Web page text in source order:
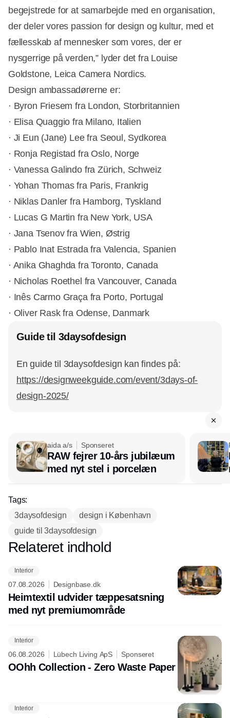
begejstrede for at samarbejde med en organisation,
der deler vores passion for design og kultur, med et
fællesskab af mennesker som vores, der er
nysgerrige på verden,” lyder det fra Louise
Goldstone, Leica Camera Nordics.
Design ambassadørerne er:
· Byron Friesem fra London, Storbritannien
· Elisa Quaggio fra Milano, Italien
· Ji Eun (Jane) Lee fra Seoul, Sydkorea
· Ronja Registad fra Oslo, Norge
· Vanessa Galindo fra Zürich, Schweiz
· Yohan Thomas fra Paris, Frankrig
· Niklas Danler fra Hamborg, Tyskland
· Lucas G Martin fra New York, USA
· Jana Tsenov fra Wien, Østrig
· Pablo Inat Estrada fra Valencia, Spanien
· Anika Ghaghda fra Toronto, Canada
· Nicholas Roethel fra Vancouver, Canada
· Inês Carmo Graça fra Porto, Portugal
· Oliver Rask fra Odense, Danmark
Guide til 3daysofdesign
En guide til 3daysofdesign kan findes på:
https://designweekguide.com/event/3days-of-
design-2025/
aida a/s Sponseret
RAW fejrer 10-års jubilæum
med nyt stel i porcelæn
Tags:
3daysofdesign
design i København
guide til 3daysofdesign
Annonce
Relateret indhold
Interior
07.08.2026 Designbase.dk
Heimtextil udvider tæppesatsning
med nyt premiumområde
Interior
06.08.2026 Lübech Living ApS Sponseret
OOhh Collection - Zero Waste Paper
Interior